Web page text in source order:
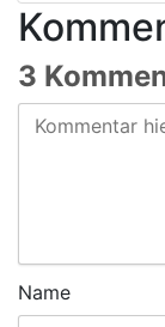
3
Name